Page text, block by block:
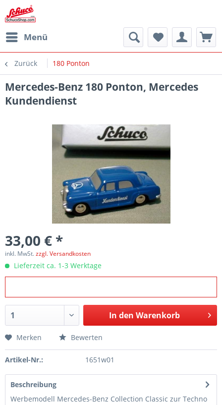
Menü
Zurück 180 Ponton
Mercedes-Benz 180 Ponton, Mercedes
Kundendienst
33,00 € *
inkl. MwSt.zzgl. Versandkosten
Lieferzeit ca. 1-3 Werktage
In den Warenkorb
Merken Bewerten
Artikel-Nr.: 1651w01
Beschreibung
Werbemodell Mercedes-Benz Collection Classic zur Techno